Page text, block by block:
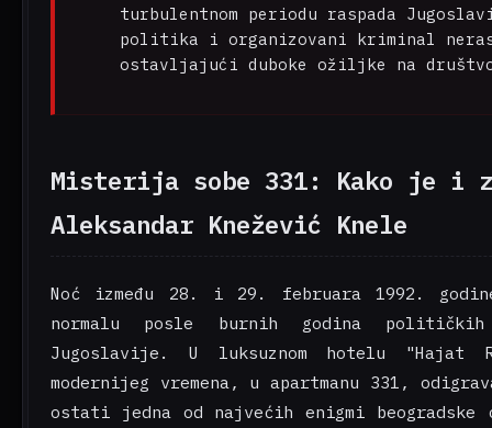
turbulentnom periodu raspada
politika i organizovani kriminal
ostavljajući duboke ožiljke na
Misterija sobe 331: Kako je i
Aleksandar Knežević Knele
Noć između 28. i 29. februara 1992.
normalu posle burnih godina
Jugoslavije. U luksuznom hotelu "Hajat
modernijeg vremena, u apartmanu 331,
ostati jedna od najvećih enigmi